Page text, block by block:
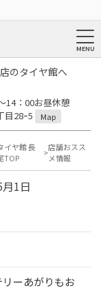
のタイヤ館へ
14：00お昼休憩
目28ｰ5
Map
イヤ館 長
TOP
店舗おスス
メ情報
1日
ーあがりもお